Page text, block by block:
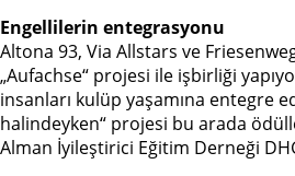
Engellilerin entegrasyonu
Altona 93, Via Allstars ve
„Aufachse“ projesi ile işbirliği
insanları kulüp yaşamına entegre
halindeyken“ projesi bu arada
Alman İyileştirici Eğitim Derneği